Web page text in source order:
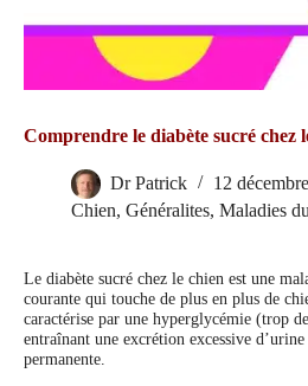
Comprendre le diabète sucré chez
Dr Patrick
12
Chien, Généralites, Maladies
Le diabète sucré chez le chien est une
courante qui touche de plus en plus de
caractérise par une hyperglycémie (trop
entraînant une excrétion excessive
permanente.